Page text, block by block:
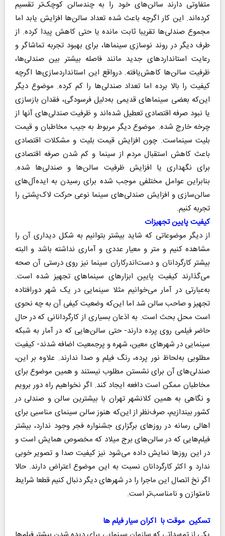
متفاوتی دارند سالن‌های خود را به چندسالن کوچک‌تر تقسیم
کرده‌اند. این کار اگرچه باعث شده تعداد سالن‌ها افزایش یابد اما
مجموع صندلی‌ها تقریبا ثابت مانده یا حتی کاهش پیدا کرده. از
طرف دیگر در روند نوسازی سینماها، برای بهبود تجربه تماشاگر و
رعایت استانداردهای جدید مانند فاصله بیشتر بین صندلی‌ها،
ظرفیت سالن‌ها کاهش‌‌یافته. درواقع این استانداردسازی‌ها اگرچه
کیفیت را بالا برده اما تعداد صندلی‌ها را کم کرده. موضوع دیگر
این‌که بعضی سینماهای قدیمی به‌دلیل فرسودگی، فقدان بازسازی
یا نبود صرفه اقتصادی تعطیل شده‌اند و ظرفیت صندلی‌های آنها از
چرخه خارج شده. موضوع دیگر مربوط به جیب مخاطبان و قیمت
بلیت سینماست. چون افزایش قیمت بلیت و مشکلات اقتصادی
باعث کاهش استقبال مردم از سینما و کم شدن صرفه اقتصادی
برای نگهداری یا افزایش ظرفیت سالن‌ها و صندلی‌ها شده.
بنابراین عوامل مختلفی موجب شده برای رسیدن به ایده‌آل‌های
سالن‌سازی و افزایش صندلی‌های سینما نوعی حرکت لاک‌پشتی را
تجربه کنیم.
کیفیت پایین تجهیزات
از دیگر موضوعاتی که شاید بیشتر بتوانیم به شکل دیداری آن را
مشاهده کنیم و متر و معیار عددی و آماری نداشته باشد و البته
بیشتر کارگردانان و دست‌اندرکاران سینما نیز روی درستی آن صحه
می‌گذارند کیفیت پایین ابزارهای سینماهای تجهیز شده است.
به‌عبارتی در آمار می‌خوانیم مثلا سینمایی در یک شهر دورافتاده
تجهیز و صاحب سالن شد اما این‌که وضعیت کیفی آن به چه نحوی
است محل بحث است. به اذعان بسیاری از کارگردانانی که در حال
حاضر فیلمی روی پرده دارند- حتی سالن‌هایی که در آمار به شبکه
سینمایی در شهرهای معین، شهره و پرجمعیت اضافه شدند- کیفیت
مطلوبی به‌لحاظ نور پرده، رنگ فیلم و صدا ندارند. علاوه بر این،
صندلی‌های آن برای نشستن مطلوب نیستند و همین موضوع برای
مخاطبان ممکن است دافعه ایجاد کند. اگر نخواهیم راه دور برویم
و نگاهی به همین کلانشهر تهران با بیشترین سالن و صندلی در
کشور بیندازیم، صرف‌نظر از این‌که هنوز سالن سینمای مناسبی برای
اهالی رسانه در روزهای برگزاری جشنواره فجر وجود ندارد، بیشتر
فیلم‌هایی که در سالن‌های برج میلاد که مخصوص همایش‌ است و
در این روزها نمایش داده می‌شود نیز کیفیت صدا و تصویر خوبی
ندارد و اکثر کارگردانان نسبت به این موضوع اعتراض دارند. حالا
اگر نخ اتصال این ماجرا را در شهرهای دیگر دنبال کنیم قطعا شرایط
نامتوازن‌ و نامناسب‌تر است.
تسکین موقت با اکران سیار فیلم ها